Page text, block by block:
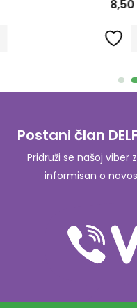
Postani član
Pridruži se našoj viber
informisan o